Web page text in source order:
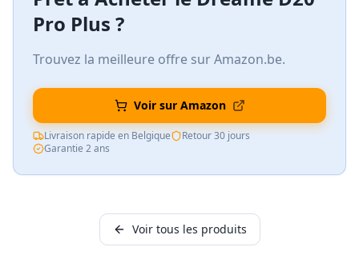
Pro Plus ?
Trouvez la meilleure offre sur Amazon.be.
Voir sur Amazon
Livraison rapide en Belgique
Retour 30 jours
Garantie 2 ans
Voir tous les produits